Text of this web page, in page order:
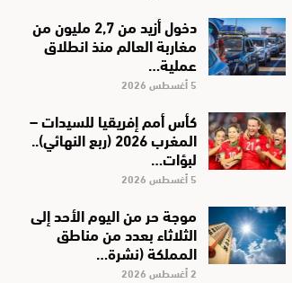
دخول أزيد من 2,7 مليون من
مغاربة العالم منذ انطلاق
عملية…
5 أغسطس 2026
كأس أمم إفريقيا للسيدات –
المغرب 2026 (ربع النهائي)..
لبؤات…
5 أغسطس 2026
موجة حر من اليوم الأحد إلى
الثلاثاء بعدد من مناطق
المملكة (نشرة…
2 أغسطس 2026